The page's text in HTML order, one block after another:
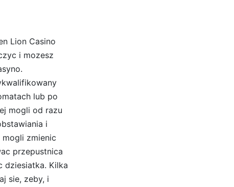
Lion Casino
i mozesz
lub po
mogli od razu
i
zmienic
przepustnica
dziesiatka. Kilka
sie, zeby, i